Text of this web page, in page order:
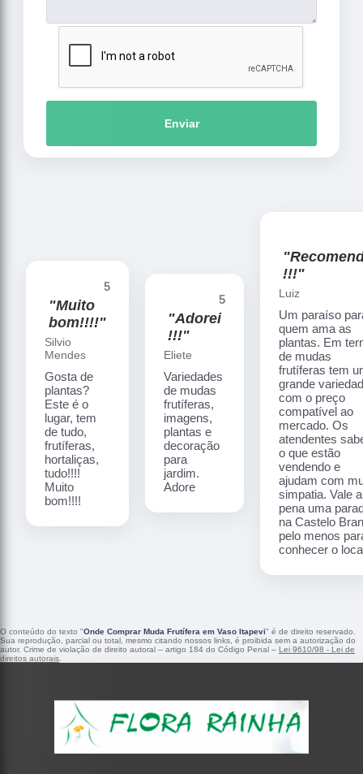
Enviar
5
"Muito
bom!!!!"
Silvio
Mendes
Gosta de
plantas?
Este é o
lugar, tem
de tudo,
frutíferas,
hortaliças,
tudo!!!!
Muito
bom!!!!
5
"Adorei
!!!"
Eliete
Variedades
de mudas
frutíferas,
imagens,
plantas e
decoração
para
jardim.
Adore
!!!"
Luiz
Um paraíso
quem ama as
plantas. Em
de mudas
frutíferas tem
grande
com o preço
compatível ao
mercado. Os
atendentes
o que estão
vendendo e
ajudam com
simpatia. Vale a
pena uma
na Castelo
pelo menos
conhecer o
O conteúdo do texto "Onde Comprar Muda Frutífera em Vaso Itapevi" é de direito reservado.
Sua reprodução, parcial ou total, mesmo citando nossos links, é proibida sem a autorização do
autor. Crime de violação de direito autoral – artigo 184 do Código Penal – Lei 9610/98 - Lei de
direitos autorais